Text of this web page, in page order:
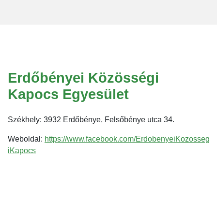
Erdőbényei Közösségi
Kapocs Egyesület
Székhely: 3932 Erdőbénye, Felsőbénye utca 34.
Weboldal: https://www.facebook.com/ErdobenyeiKozosseg
iKapocs